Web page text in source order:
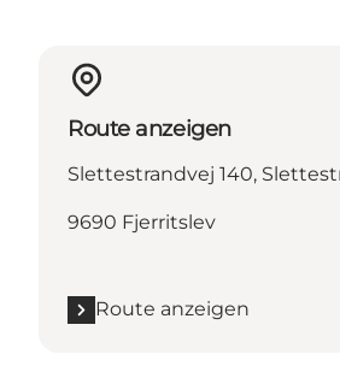
Route anzeigen
Slettestrandvej 140,
9690 Fjerritslev
Route anzeigen